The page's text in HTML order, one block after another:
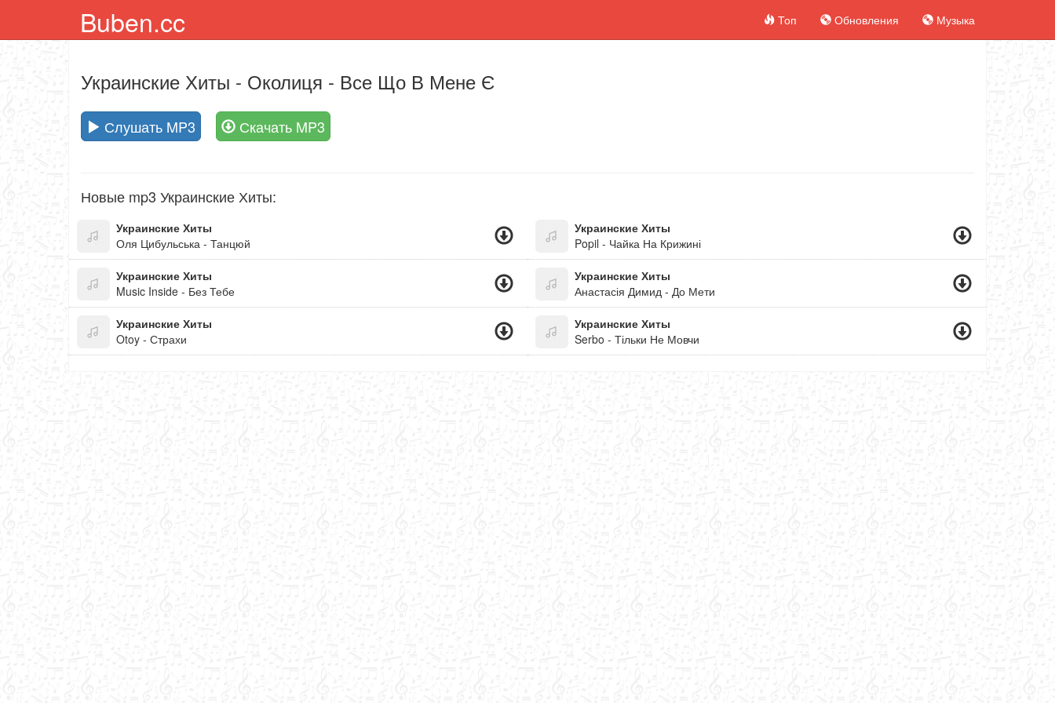
Buben.cc Топ Обновления Музыка
Украинские Хиты - Околиця - Все Що В Мене Є
Слушать MP3 Скачать MP3
Новые mp3 Украинские Хиты:
Украинские Хиты
Оля Цибульська - Танцюй
Украинские Хиты
Popil - Чайка На Крижині
Украинские Хиты
Music Inside - Без Тебе
Украинские Хиты
Анастасія Димид - До Мети
Украинские Хиты
Otoy - Страхи
Украинские Хиты
Serbo - Тільки Не Мовчи